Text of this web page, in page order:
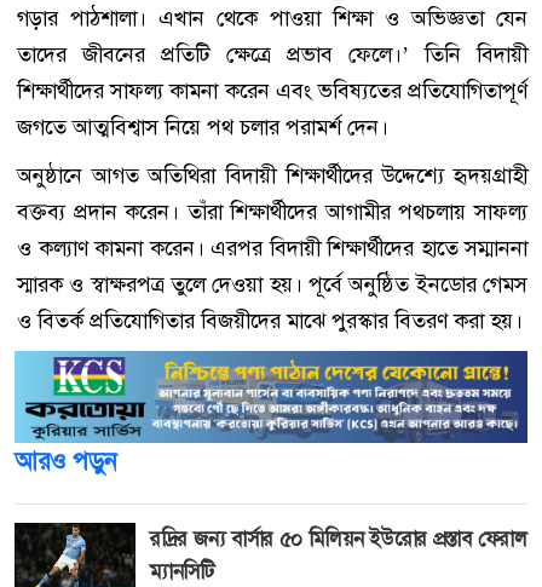
গড়ার পাঠশালা। এখান থেকে পাওয়া শিক্ষা ও অভিজ্ঞতা যেন
তাদের জীবনের প্রতিটি ক্ষেত্রে প্রভাব ফেলে।’ তিনি বিদায়ী
শিক্ষার্থীদের সাফল্য কামনা করেন এবং ভবিষ্যতের প্রতিযোগিতাপূর্ণ
জগতে আত্মবিশ্বাস নিয়ে পথ চলার পরামর্শ দেন।
অনুষ্ঠানে আগত অতিথিরা বিদায়ী শিক্ষার্থীদের উদ্দেশ্যে হৃদয়গ্রাহী
বক্তব্য প্রদান করেন। তাঁরা শিক্ষার্থীদের আগামীর পথচলায় সাফল্য
ও কল্যাণ কামনা করেন। এরপর বিদায়ী শিক্ষার্থীদের হাতে সম্মাননা
স্মারক ও স্বাক্ষরপত্র তুলে দেওয়া হয়। পূর্বে অনুষ্ঠিত ইনডোর গেমস
ও বিতর্ক প্রতিযোগিতার বিজয়ীদের মাঝে পুরস্কার বিতরণ করা হয়।
আরও পড়ুন
রদ্রির জন্য বার্সার ৫০ মিলিয়ন ইউরোর প্রস্তাব ফেরাল
ম্যানসিটি